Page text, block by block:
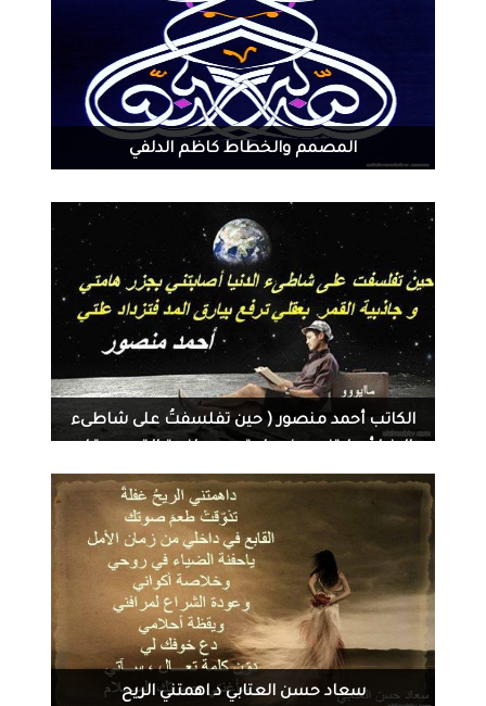
08-09-2014
0
3151
المصمم والخطاط كاظم الدلفي
08-08-2014
1591
الكاتب أحمد منصور ( حين تفلسفتُ على شاطىء
ترفع بيارق المد ؛ فتزداد علتي .)
08-06-2014
2186
سعاد حسن العتابي د اهمتني الريح